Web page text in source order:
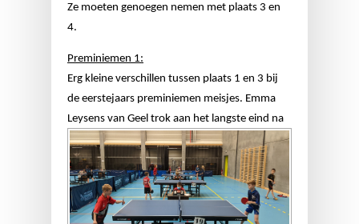
Ze moeten genoegen nemen met plaats 3 en
4.
Preminiemen 1:
Erg kleine verschillen tussen plaats 1 en 3 bij
de eerstejaars preminiemen meisjes. Emma
Leysens van Geel trok aan het langste eind na